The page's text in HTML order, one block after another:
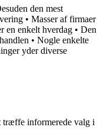
den mest
• Masser af firmaer
en enkelt hverdag • Den
• Nogle enkelte
yder diverse
træffe informerede valg i